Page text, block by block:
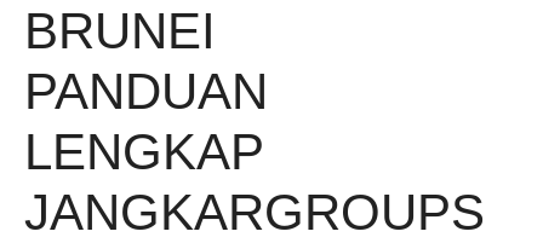
BRUNEI
PANDUAN
LENGKAP
JANGKARGROUPS